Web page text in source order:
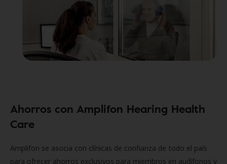
Ahorros con Amplifon Hearing Health
Care
Amplifon se asocia con clínicas de confianza de todo el país
para ofrecer ahorros exclusivos para miembros en audífonos y